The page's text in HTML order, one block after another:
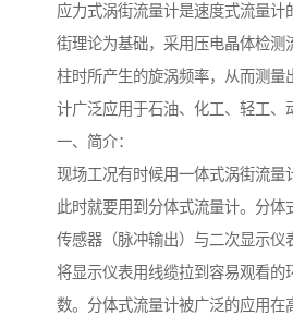
应力式涡街流量计是速度式流量计
街理论为基础，采用压电晶体检测
柱时所产生的旋涡频率，从而测量
计广泛应用于石油、化工、轻工、
一、简介：
现场工况有时候用一体式涡街流量
此时就要用到分体式流量计。分体
传感器（脉冲输出）与二次显示仪
将显示仪表用线缆拉到容易观看的
数。分体式流量计被广泛的应用在